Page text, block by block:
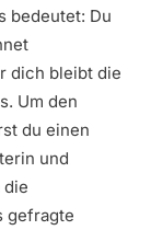
bedeutet: Du
dich bleibt die
Um den
du einen
und
die
gefragte